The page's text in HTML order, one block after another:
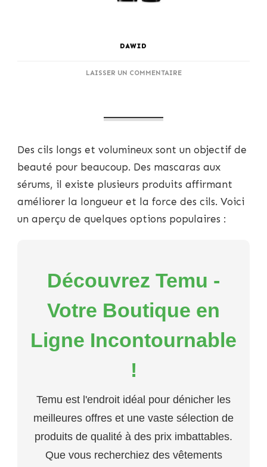
DAWID
LAISSER UN COMMENTAIRESUR
PLUS
PLUS
FORTS
Des cils longs et volumineux sont un objectif de
beauté pour beaucoup. Des mascaras aux
sérums, il existe plusieurs produits affirmant
améliorer la longueur et la force des cils. Voici
un aperçu de quelques options populaires :
Découvrez Temu -
Votre Boutique en
Ligne Incontournable
!
Temu est l'endroit idéal pour dénicher les
meilleures offres et une vaste sélection de
produits de qualité à des prix imbattables.
Que vous recherchiez des vêtements